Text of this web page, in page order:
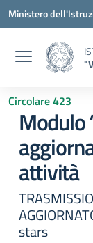
Vai ai contenuti
Vai al menu di
Vai al footer
Ministero
Circolare 423
Modulo
attività
stars